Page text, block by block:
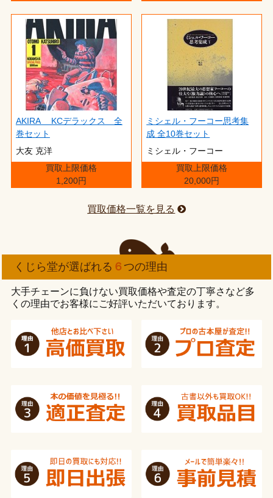
AKIRA KCデラックス 全
巻セット
大友 克洋
買取上限価格
1,200円
ミシェル・フーコー思考集
成 全10巻セット
ミシェル・フーコー
買取上限価格
20,000円
買取価格一覧を見る
くじら堂が選ばれる ６つの理由
大手チェーンに負けない買取価格や査定の丁寧さなど多
くの理由でお客様にご好評いただいております。